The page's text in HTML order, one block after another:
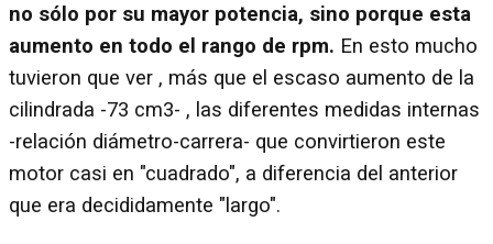
no sólo por su mayor potencia, sino porque esta
aumento en todo el rango de rpm. En esto mucho
tuvieron que ver , más que el escaso aumento de la
cilindrada -73 cm3- , las diferentes medidas internas
-relación diámetro-carrera- que convirtieron este
motor casi en "cuadrado", a diferencia del anterior
que era decididamente "largo".